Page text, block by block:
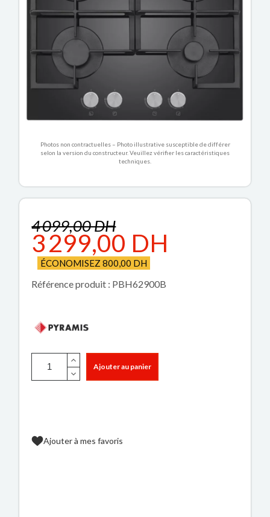
Photos non contractuelles – Photo illustrative susceptible de différer
selon la version du constructeur. Veuillez vérifier les caractéristiques
techniques.
4 099,00 DH
3 299,00 DH
ÉCONOMISEZ 800,00 DH
Référence produit : PBH62900B
Ajouter au panier
Ajouter à mes favoris